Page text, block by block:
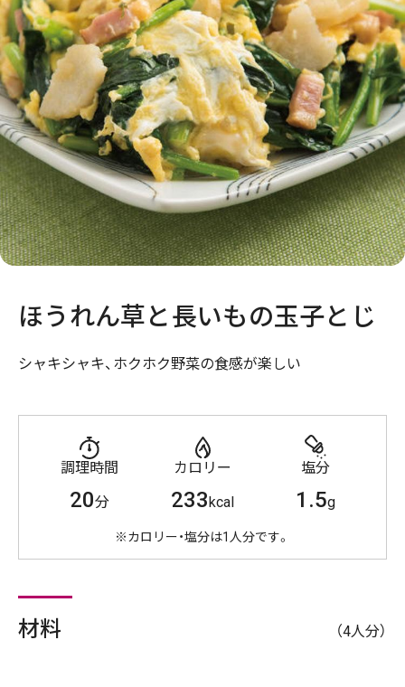
ほうれん草と長いもの玉子とじ
シャキシャキ、ホクホク野菜の食感が楽しい
調理時間
20分
カロリー
233kcal
塩分
1.5g
※カロリー・塩分は1人分です。
材料 （4人分）